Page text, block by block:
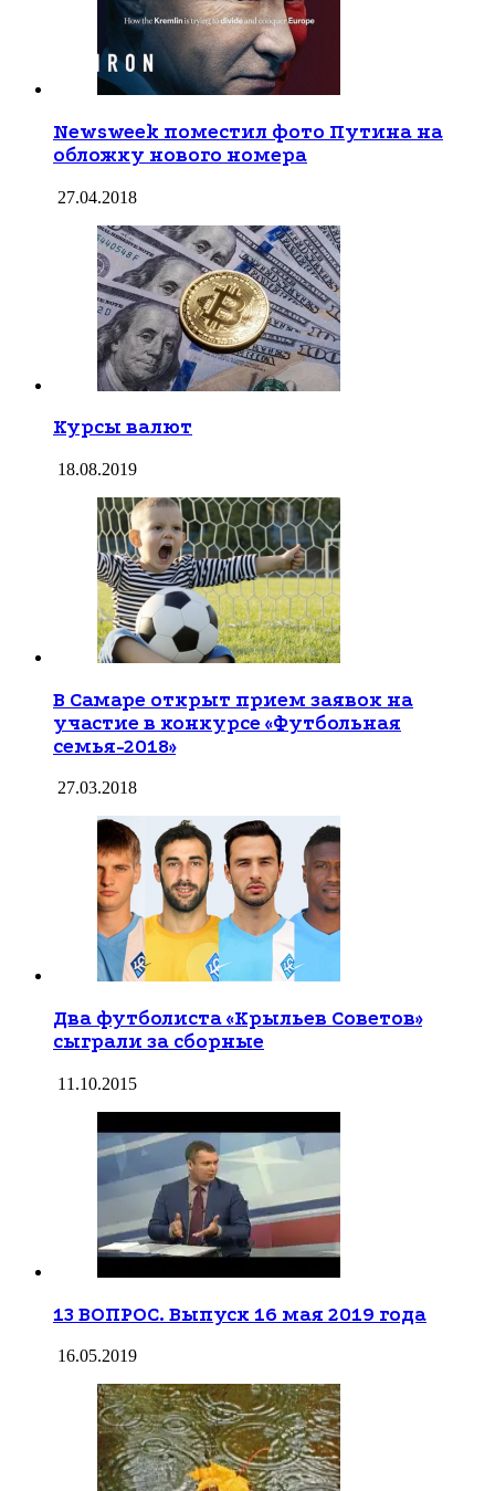
Newsweek поместил фото Путина на
обложку нового номера
27.04.2018
Курсы валют
18.08.2019
В Самаре открыт прием заявок на
участие в конкурсе «Футбольная
семья-2018»
27.03.2018
Два футболиста «Крыльев Советов»
сыграли за сборные
11.10.2015
13 ВОПРОС. Выпуск 16 мая 2019 года
16.05.2019